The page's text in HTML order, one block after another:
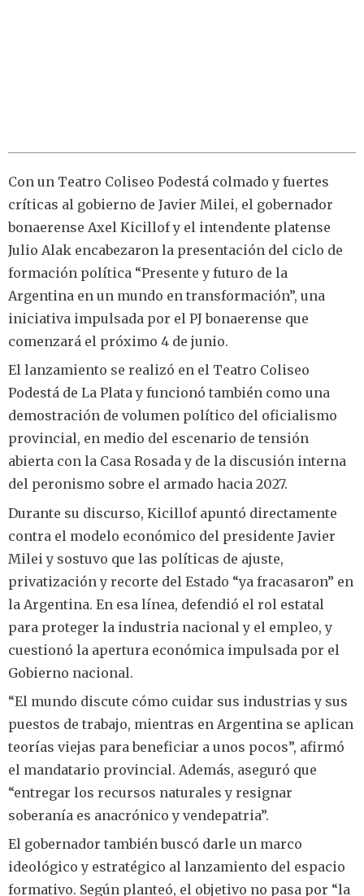
Con un Teatro Coliseo Podestá colmado y fuertes
críticas al gobierno de Javier Milei, el gobernador
bonaerense Axel Kicillof y el intendente platense
Julio Alak encabezaron la presentación del ciclo de
formación política “Presente y futuro de la
Argentina en un mundo en transformación”, una
iniciativa impulsada por el PJ bonaerense que
comenzará el próximo 4 de junio.
El lanzamiento se realizó en el Teatro Coliseo
Podestá de La Plata y funcionó también como una
demostración de volumen político del oficialismo
provincial, en medio del escenario de tensión
abierta con la Casa Rosada y de la discusión interna
del peronismo sobre el armado hacia 2027.
Durante su discurso, Kicillof apuntó directamente
contra el modelo económico del presidente Javier
Milei y sostuvo que las políticas de ajuste,
privatización y recorte del Estado “ya fracasaron” en
la Argentina. En esa línea, defendió el rol estatal
para proteger la industria nacional y el empleo, y
cuestionó la apertura económica impulsada por el
Gobierno nacional.
“El mundo discute cómo cuidar sus industrias y sus
puestos de trabajo, mientras en Argentina se aplican
teorías viejas para beneficiar a unos pocos”, afirmó
el mandatario provincial. Además, aseguró que
“entregar los recursos naturales y resignar
soberanía es anacrónico y vendepatria”.
El gobernador también buscó darle un marco
ideológico y estratégico al lanzamiento del espacio
formativo. Según planteó, el objetivo no pasa por “la